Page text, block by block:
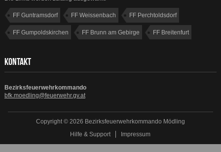
FF Guntramsdorf FF Weissenbach FF Perchtoldsdorf
FF Gumpoldskirchen FF Brunn am Gebirge FF Breitenfurt
KONTAKT
Bezirksfeuerwehrkommando
bfk.moedling@feuerwehr.gv.at
Copyright © 2026 Bezirksfeuerwehrkommando Mödling
Hilfe & Support
Impressum